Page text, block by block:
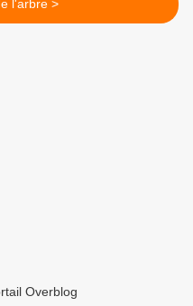
En dessous de l'arbre >
Overblog